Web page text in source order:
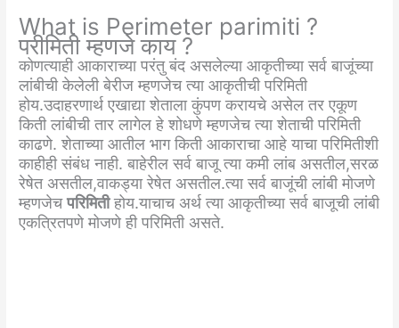
What is Perimeter parimiti ?
परीमिती म्हणजे काय ?
कोणत्याही आकाराच्या परंतु बंद असलेल्या आकृतीच्या सर्व बाजूंच्या
लांबीची केलेली बेरीज म्हणजेच त्या आकृतीची परिमिती
होय.उदाहरणार्थ एखाद्या शेताला कुंपण करायचे असेल तर एकूण
किती लांबीची तार लागेल हे शोधणे म्हणजेच त्या शेताची परिमिती
काढणे. शेताच्या आतील भाग किती आकाराचा आहे याचा परिमितीशी
काहीही संबंध नाही. बाहेरील सर्व बाजू त्या कमी लांब असतील,सरळ
रेषेत असतील,वाकड्या रेषेत असतील.त्या सर्व बाजूंची लांबी मोजणे
म्हणजेचपरिमितीहोय.याचाच अर्थ त्या आकृतीच्या सर्व बाजूची लांबी
एकत्रितपणे मोजणे ही परिमिती असते.